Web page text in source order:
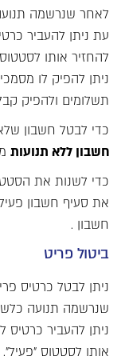
לאחר שנרשמה
עת ניתן להעביר
להחזיר אותו
ניתן להפיק לו
תשלומים ולהפיק
כדי לבטל חשבון
חשבון ללא תנועות
כדי לשנות את
את סעיף חשבון
חשבון .
ביטול פריט
ניתן לבטל כרטיס
שנרשמה תנועה
ניתן להעביר כרטיס
אותו לסטטוס